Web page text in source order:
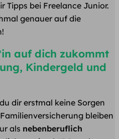
Tipps bei Freelance Junior.
genauer auf die
auf dich zukommt
Kindergeld und
dir erstmal keine Sorgen
bleiben
als nebenberuflich